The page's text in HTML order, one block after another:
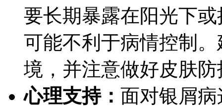
要长期暴露在阳光下
可能不利于病情控制
境，并注意做好皮肤防
心理支持： 面对银屑